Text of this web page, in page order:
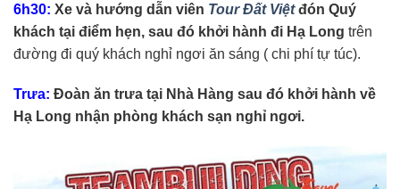
6h30: Xe và hướng dẫn viên Tour Đất Việtđón Quý
khách tại điểm hẹn, sau đó khởi hành đi Hạ Long trên
đường đi quý khách nghỉ ngơi ăn sáng ( chi phí tự túc).
Trưa: Đoàn ăn trưa tại Nhà Hàng sau đó khởi hành về
Hạ Long nhận phòng khách sạn nghỉ ngơi.